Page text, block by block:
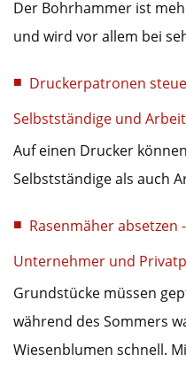
Der Bohrhammer ist
und wird vor allem bei
Druckerpatronen
Selbstständige und
Auf einen Drucker
Selbstständige als auch
Rasenmäher absetzen
Unternehmer und
Grundstücke müssen
während des Sommers
Wiesenblumen schnell.